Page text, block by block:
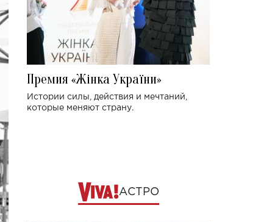
Премия «Жінка України»
Истории силы, действия и мечтаний,
которые меняют страну.
АСТРО